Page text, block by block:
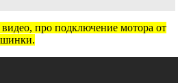
про подключение мотора от